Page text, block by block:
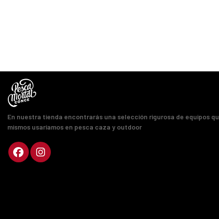
En nuestra tienda encontrarás una selección rigurosa de equipos
mismos usaríamos en pesca caza y outdoor